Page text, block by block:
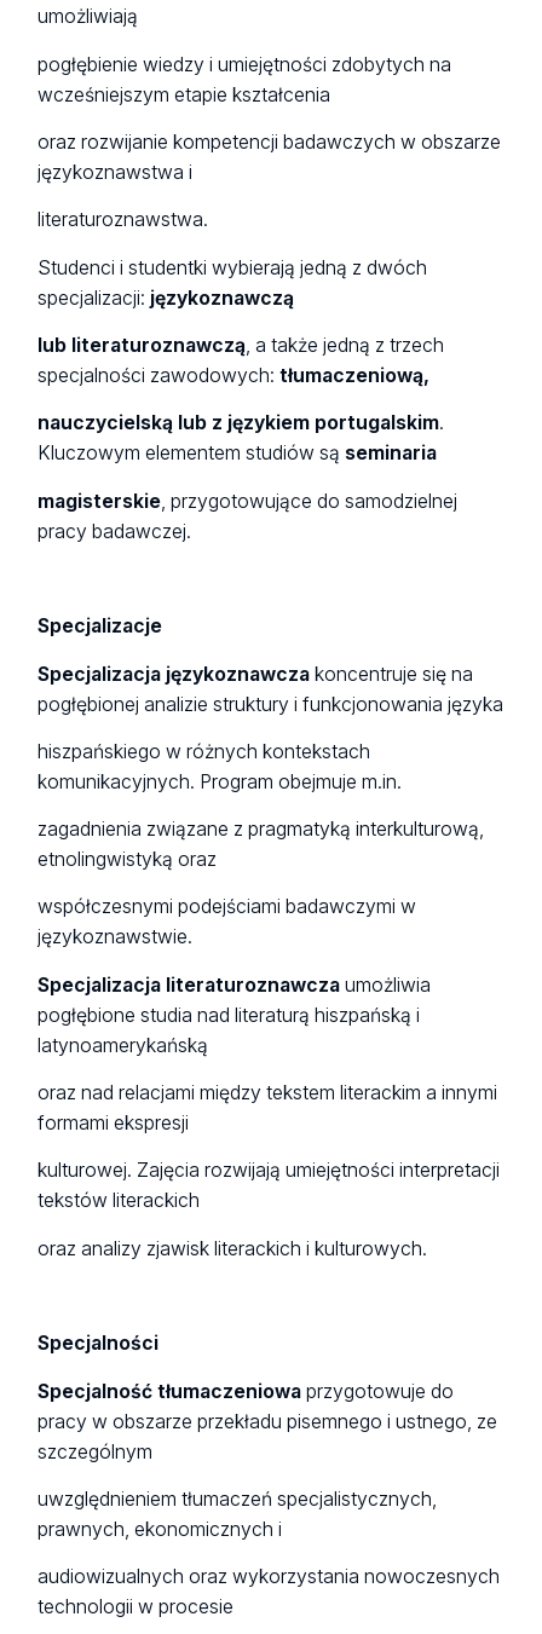
umożliwiają
pogłębienie wiedzy i umiejętności zdobytych na
wcześniejszym etapie kształcenia
oraz rozwijanie kompetencji badawczych w obszarze
językoznawstwa i
literaturoznawstwa.
Studenci i studentki wybierają jedną z dwóch
specjalizacji: językoznawczą
lub literaturoznawczą, a także jedną z trzech
specjalności zawodowych:tłumaczeniową,
nauczycielską lub z językiem portugalskim.
Kluczowym elementem studiów są seminaria
magisterskie , przygotowujące do samodzielnej
pracy badawczej.
Specjalizacje
Specjalizacja językoznawczakoncentruje się na
pogłębionej analizie struktury i funkcjonowania języka
hiszpańskiego w różnych kontekstach
komunikacyjnych. Program obejmuje m.in.
zagadnienia związane z pragmatyką interkulturową,
etnolingwistyką oraz
współczesnymi podejściami badawczymi w
językoznawstwie.
Specjalizacja literaturoznawczaumożliwia
pogłębione studia nad literaturą hiszpańską i
latynoamerykańską
oraz nad relacjami między tekstem literackim a innymi
formami ekspresji
kulturowej. Zajęcia rozwijają umiejętności interpretacji
tekstów literackich
oraz analizy zjawisk literackich i kulturowych.
Specjalności
Specjalność tłumaczeniowaprzygotowuje do
pracy w obszarze przekładu pisemnego i ustnego, ze
szczególnym
uwzględnieniem tłumaczeń specjalistycznych,
prawnych, ekonomicznych i
audiowizualnych oraz wykorzystania nowoczesnych
technologii w procesie